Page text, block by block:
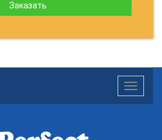
Заказать
Toggle